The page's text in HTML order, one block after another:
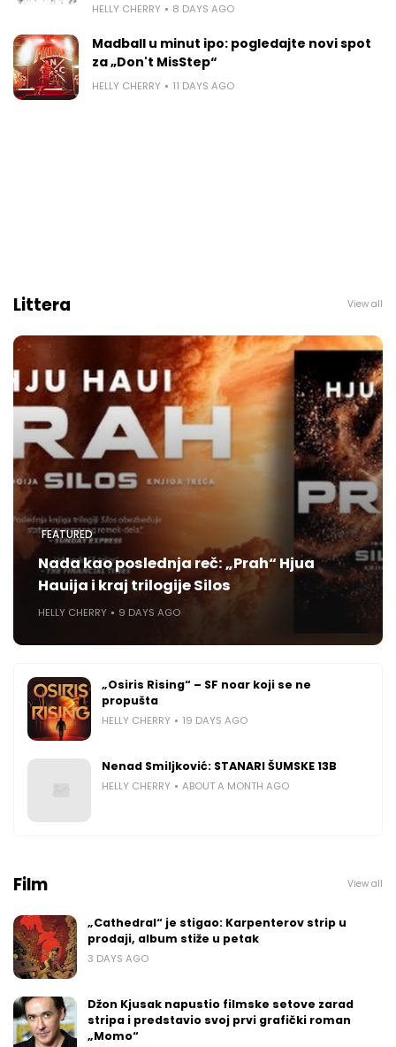
HELLY CHERRY 8 DAYS AGO
Madball u minut ipo: pogledajte novi spot
za „Don't MisStep“
HELLY CHERRY 11 DAYS AGO
Littera View all
FEATURED
Nada kao poslednja reč: „Prah“ Hjua
Hauija i kraj trilogije Silos
HELLY CHERRY 9 DAYS AGO
„Osiris Rising“ – SF noar koji se ne
propušta
HELLY CHERRY 19 DAYS AGO
Nenad Smiljković: STANARI ŠUMSKE 13B
HELLY CHERRY ABOUT A MONTH AGO
Film View all
„Cathedral“ je stigao: Karpenterov strip u
prodaji, album stiže u petak
3 DAYS AGO
Džon Kjusak napustio filmske setove zarad
stripa i predstavio svoj prvi grafički roman
„Momo“